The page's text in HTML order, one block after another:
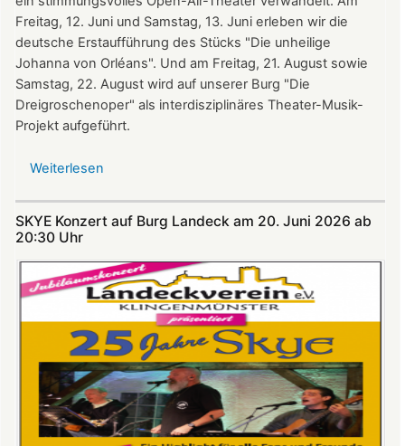
Freitag, 12. Juni und Samstag, 13. Juni erleben wir die
deutsche Erstaufführung des Stücks "Die unheilige
Johanna von Orléans". Und am Freitag, 21. August sowie
Samstag, 22. August wird auf unserer Burg "Die
Dreigroschenoper" als interdisziplinäres Theater-Musik-
Projekt aufgeführt.
Weiterlesen
Theatersommer
Burg
Landeck
SKYE Konzert auf Burg Landeck am 20. Juni 2026 ab
20:30 Uhr​​​​​​​​​​​​​​